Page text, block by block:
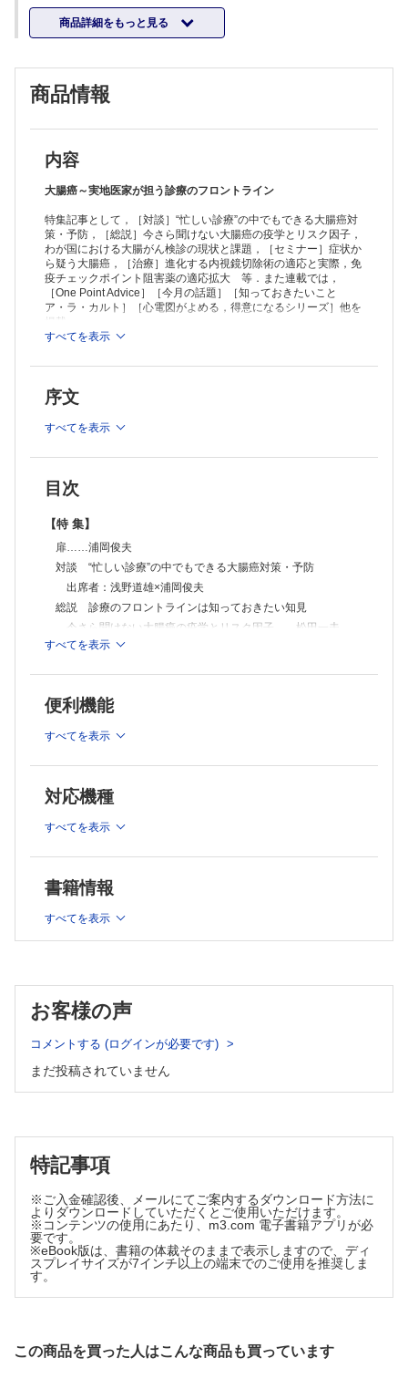
対談 “忙しい診療”の中でもできる大腸癌対策・予防
出席者：浅野道雄×浦岡俊夫
総説 診療のフロントラインは知っておきたい知見
大腸癌治療ガイドラインのアップデートと読み方……堀田欣一
セミナー フロントラインにとっての診療実践ガイド
大腸内視鏡検査の進め方─抗血栓薬の取り扱いを含めて─……金坂 卓
内視鏡専門クリニックの役割①……寺井 毅
内視鏡専門クリニックの役割②……藤井隆広
大腸癌の画像診断におけるCT，MRIの役割と臨床的有用性……満崎克
彦
高齢者の大腸癌診療─検診から治療まで─……深川一史ほか
炎症性腸疾患と大腸癌発症リスク管理……齊藤詠子ほか
人工肛門の周術期管理と支援……松田圭二ほか
トピックス
AIを活用した内視鏡診断支援……一政克朗ほか
腸内マイクロバイオームと大腸癌─腸内細菌と大腸癌発癌・進行への関
治療 大腸癌治療のパラダイムシフト
進化する内視鏡切除術の適応と実際……竹内洋司
大腸癌手術におけるロボット支援手術の現状と課題……佐々木和人ほか
免疫チェックポイント阻害薬の適応拡大……大崎洋平ほか
松本禎久
この症例から何を学ぶか
排便時出血と直腸診を機に直腸神経内分泌腫瘍と診断された一例……春
日健吾
Self-assessment test
【連 載】
One Point Advice
進歩するがんゲノム医療……奥山浩之
自己免疫疾患治療に必要な“割り切り”とは？……加藤 将
肝硬変患者における息切れの症状を見逃さない……厚川正則
若者の下肢優位の麻痺，脳梗塞だとしたら？……青木淳哉
染めたGram染色標本が語り，培養結果は沈黙する……山本 剛
今月の話題
スに関する指針……三田智也ほか
自己炎症性疾患……土田優美
QRS その②……新井 陸
商品詳細をもっと見る
商品情報
内容
大腸癌～実地医家が担う診療のフロントライン
特集記事として，［対談］“忙しい診療”の中でもできる大腸癌対
策・予防，［総説］今さら聞けない大腸癌の疫学とリスク因子，
わが国における大腸がん検診の現状と課題，［セミナー］症状か
ら疑う大腸癌，［治療］進化する内視鏡切除術の適応と実際，免
疫チェックポイント阻害薬の適応拡大 等．また連載では，
［One Point Advice］［今月の話題］［知っておきたいこと
ア・ラ・カルト］［心電図がよめる，得意になるシリーズ］他を
掲載．
≫ 「Medical Practice」最新号・バックナンバーはこちら
※本製品はPCでの閲覧も可能です。
「購入済ライセンス一覧」よりオンライン環境でPDF版をご覧い
すべてを表示
序文
すべてを表示
目次
【特 集】
扉……浦岡俊夫
対談 “忙しい診療”の中でもできる大腸癌対策・予防
出席者：浅野道雄×浦岡俊夫
総説 診療のフロントラインは知っておきたい知見
今さら聞けない大腸癌の疫学とリスク因子……松田一夫
わが国における大腸がん検診の現状と課題……関口正宇
セミナー フロントラインにとっての診療実践ガイド
遺伝性大腸癌と遺伝学的検査の基礎知識……田中屋宏爾
大腸内視鏡検査の進め方─抗血栓薬の取り扱いを含めて
内視鏡専門クリニックの役割①……寺井 毅
内視鏡専門クリニックの役割②……藤井隆広
大腸癌の画像診断におけるCT，MRIの役割と臨床的有用
性……満崎克彦
高齢者の大腸癌診療─検診から治療まで─……深川一史ほか
炎症性腸疾患と大腸癌発症リスク管理……齊藤詠子ほか
人工肛門の周術期管理と支援……松田圭二ほか
腸内マイクロバイオームと大腸癌─腸内細菌と大腸癌発癌・
進行への関与，予測・予防法への今後の展開─……日暮琢
治療 大腸癌治療のパラダイムシフト
進化する内視鏡切除術の適応と実際……竹内洋司
大腸癌手術におけるロボット支援手術の現状と課題……佐々
周術期薬物療法の進化……丹下絵美子ほか
視点─……松本禎久
この症例から何を学ぶか
排便時出血と直腸診を機に直腸神経内分泌腫瘍と診断された
一例……春日健吾
進歩するがんゲノム医療……奥山浩之
すべてを表示
便利機能
すべてを表示
対応機種
すべてを表示
書籍情報
すべてを表示
お客様の声
コメントする (ログインが必要です)
まだ投稿されていません
特記事項
※ご入金確認後、メールにてご案内するダウンロード方法に
よりダウンロードしていただくとご使用いただけます。
※コンテンツの使用にあたり、m3.com 電子書籍アプリが必
要です。
※eBook版は、書籍の体裁そのままで表示しますので、ディ
スプレイサイズが7インチ以上の端末でのご使用を推奨しま
す。
この商品を買った人はこんな商品も買っています